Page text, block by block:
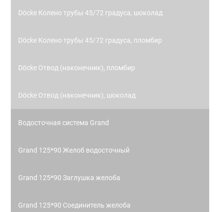
Döcke Колено трубы 45/72 градуса, шоколад
Döcke Колено трубы 45/72 градуса, пломбир
Döcke Отвод (наконечник), пломбир
Döcke Отвод (наконечник), шоколад
Водосточная система Grand
Grand 125*90 Желоб водосточный
Grand 125*90 Заглушка желоба
Grand 125*90 Соединитель желоба